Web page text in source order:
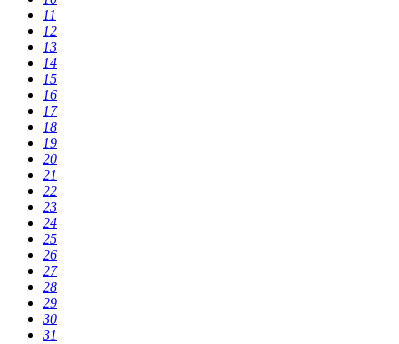
11
12
13
14
15
16
17
18
19
20
21
22
23
24
25
26
27
28
29
30
31